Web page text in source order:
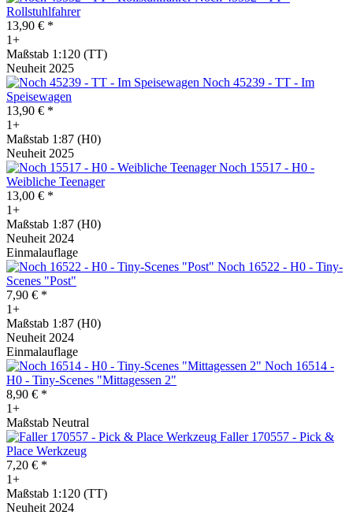
Rollstuhlfahrer
13,90 € *
1+
Maßstab 1:120 (TT)
Neuheit 2025
Noch 45239 - TT - Im
Speisewagen
13,90 € *
1+
Maßstab 1:87 (H0)
Neuheit 2025
Noch 15517 - H0 -
Weibliche Teenager
13,00 € *
1+
Maßstab 1:87 (H0)
Neuheit 2024
Einmalauflage
Noch 16522 - H0 - Tiny-
Scenes "Post"
7,90 € *
1+
Maßstab 1:87 (H0)
Neuheit 2024
Einmalauflage
Noch 16514 -
H0 - Tiny-Scenes "Mittagessen 2"
8,90 € *
1+
Maßstab Neutral
Faller 170557 - Pick &
Place Werkzeug
7,20 € *
1+
Maßstab 1:120 (TT)
Neuheit 2024